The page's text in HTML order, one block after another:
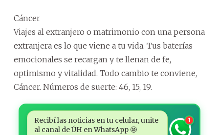
Cáncer
Viajes al extranjero o matrimonio con una persona
extranjera es lo que viene a tu vida. Tus baterías
emocionales se recargan y te llenan de fe,
optimismo y vitalidad. Todo cambio te conviene,
Cáncer. Números de suerte: 46, 15, 19.
Recibí las noticias en tu celular, unite
al canal de ÚH en WhatsApp 🤩
1